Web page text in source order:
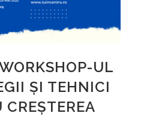
UL
ȘI TEHNICI
CREȘTEREA